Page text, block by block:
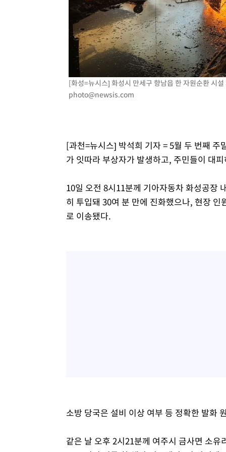
[화성=뉴시스] 화성시 만세구 향남읍 한 자원순환 시
photo@newsis.com
[과천=뉴시스] 박석희 기자 = 5월 두 번째
가 잇따라 부상자가 발생하고, 주민들이 대
10일 오전 8시11분께 기아자동차 화성공장
히 투입돼 30여 분 만에 진화했으나, 현장
로 이송됐다.
소방 당국은 설비 이상 여부 등 정확한 발화
같은 날 오후 2시21분께 여주시 금사면 소